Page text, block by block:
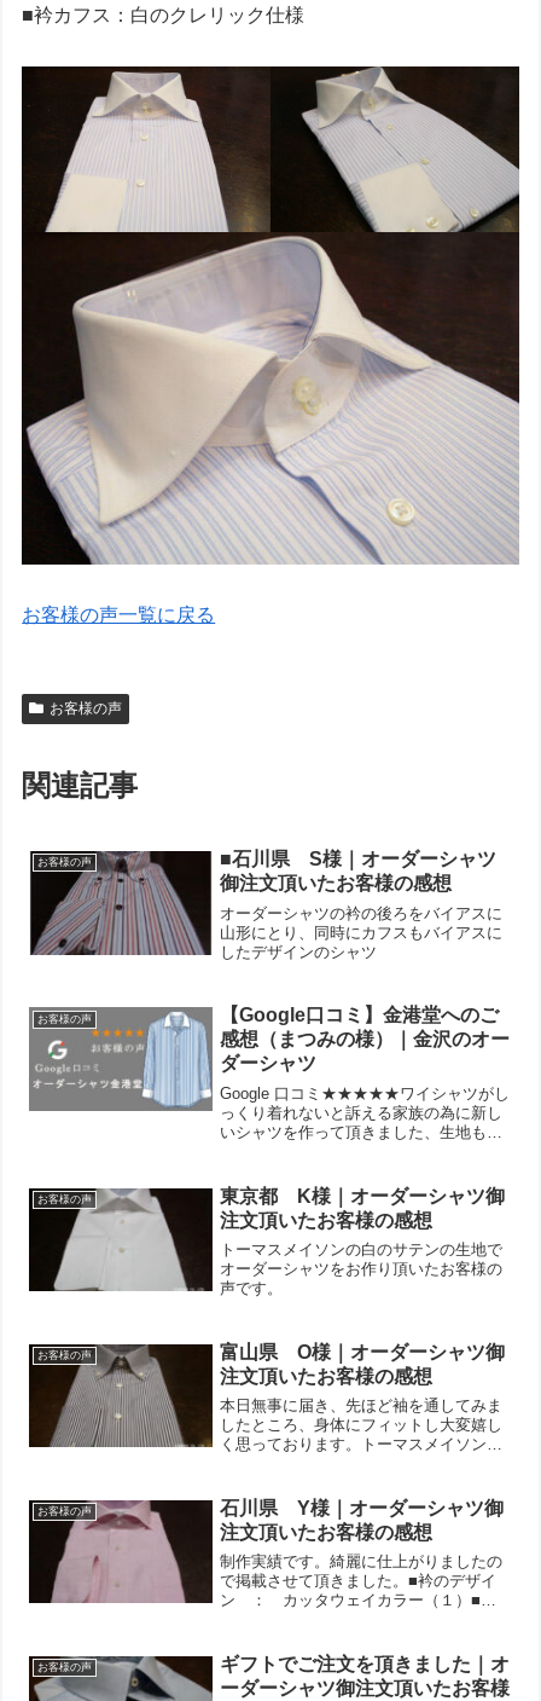
■衿カフス：白のクレリック仕様
お客様の声一覧に戻る
お客様の声
関連記事
お客様の声
■石川県 S様｜オーダーシャツ
御注文頂いたお客様の感想
オーダーシャツの衿の後ろをバイアスに
山形にとり、同時にカフスもバイアスに
したデザインのシャツ
お客様の声
【Google口コミ】金港堂へのご
感想（まつみの様）｜金沢のオー
ダーシャツ
Google 口コミ★★★★★ワイシャツがし
っくり着れないと訴える家族の為に新し
いシャツを作って頂きました、生地も着
いすれば良かったと思い、また近々お願
いする予定です。...
お客様の声
東京都 K様｜オーダーシャツ御
注文頂いたお客様の感想
トーマスメイソンの白のサテンの生地で
オーダーシャツをお作り頂いたお客様の
声です。
お客様の声
富山県 O様｜オーダーシャツ御
注文頂いたお客様の感想
本日無事に届き、先ほど袖を通してみま
したところ、身体にフィットし大変嬉し
く思っております。トーマスメイソンの
ストライプで作ったシャツ。
お客様の声
石川県 Y様｜オーダーシャツ御
注文頂いたお客様の感想
制作実績です。綺麗に仕上がりましたの
で掲載させて頂きました。■衿のデザイ
ン ： カッタウェイカラー（１）■カ
立てのデザイン ： 裏前立てステッチ
無し■ボタン ： プラ...
お客様の声
ギフトでご注文を頂きました｜オ
ーダーシャツ御注文頂いたお客様